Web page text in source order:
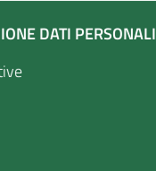
DATI PERSONALI